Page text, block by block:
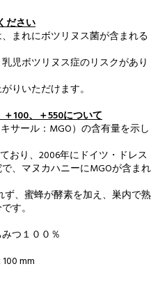
ださい
まれにボツリヌス菌が含まれる
児ボツリヌス症のリスクがあり
りいただけます。
100、＋550について
サール：MGO）の含有量を示し
おり、2006年にドイツ・ドレス
、マヌカハニーにMGOが含まれ
、蜜蜂が酵素を加え、巣内で熟
す。
つ１００％
mm